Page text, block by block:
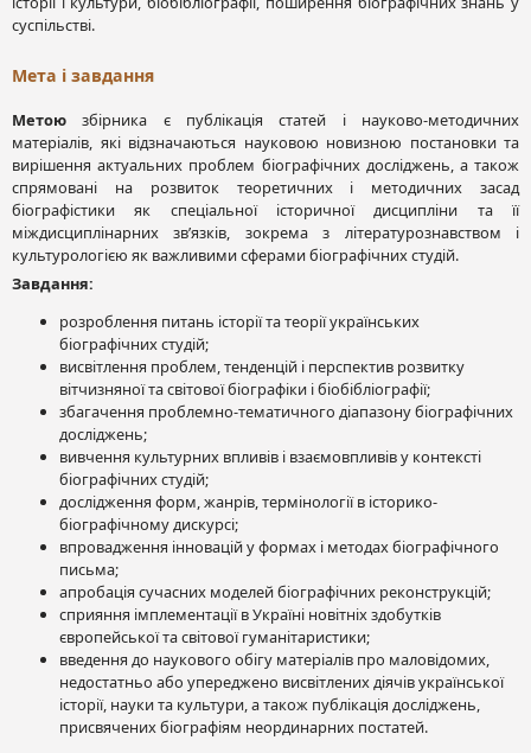
суспільстві.
Мета і завдання
Метою збірника є публікація статей і науково-методичних
матеріалів, які відзначаються науковою новизною постановки та
вирішення актуальних проблем біографічних досліджень, а також
спрямовані на розвиток теоретичних і методичних засад
біографістики як спеціальної історичної дисципліни та її
міждисциплінарних зв’язків, зокрема з літературознавством і
культурологією як важливими сферами біографічних студій.
Завдання:
розроблення питань історії та теорії українських
біографічних студій;
висвітлення проблем, тенденцій і перспектив розвитку
вітчизняної та світової біографіки і біобібліографії;
збагачення проблемно-тематичного діапазону біографічних
досліджень;
вивчення культурних впливів і взаємовпливів у контексті
біографічних студій;
дослідження форм, жанрів, термінології в історико-
біографічному дискурсі;
впровадження інновацій у формах і методах біографічного
письма;
апробація сучасних моделей біографічних реконструкцій;
сприяння імплементації в Україні новітніх здобутків
європейської та світової гуманітаристики;
введення до наукового обігу матеріалів про маловідомих,
недостатньо або упереджено висвітлених діячів української
історії, науки та культури, а також публікація досліджень,
присвячених біографіям неординарних постатей.